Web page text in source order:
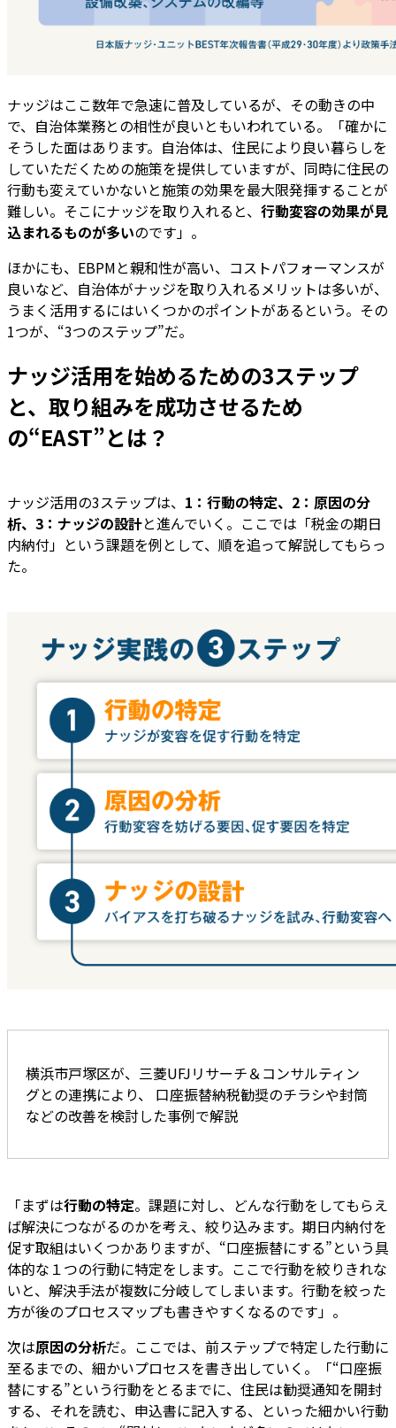
ナッジはここ数年で急速に普及しているが、その動きの中
で、自治体業務との相性が良いともいわれている。「確かに
そうした面はあります。自治体は、住民により良い暮らしを
していただくための施策を提供していますが、同時に住民の
行動も変えていかないと施策の効果を最大限発揮することが
難しい。そこにナッジを取り入れると、 行動変容の効果が見
込まれるものが多いのです」。
ほかにも、EBPMと親和性が高い、コストパフォーマンスが
良いなど、自治体がナッジを取り入れるメリットは多いが、
うまく活用するにはいくつかのポイントがあるという。その
1つが、“3つのステップ”だ。
ナッジ活用を始めるための3ステップ
と、取り組みを成功させるため
の“EAST”とは？
ナッジ活用の3ステップは、 1：行動の特定、2：原因の分
析、3：ナッジの設計と進んでいく。ここでは「税金の期日
内納付」という課題を例として、順を追って解説してもらっ
た。
横浜市戸塚区が、三菱UFJリサーチ＆コンサルティン
グとの連携により、 口座振替納税勧奨のチラシや封筒
などの改善を検討した事例で解説
「まずは行動の特定。課題に対し、どんな行動をしてもらえ
ば解決につながるのかを考え、絞り込みます。期日内納付を
促す取組はいくつかありますが、“口座振替にする”という具
体的な１つの行動に特定をします。ここで行動を絞りきれな
いと、解決手法が複数に分岐してしまいます。行動を絞った
方が後のプロセスマップも書きやすくなるのです」。
次は原因の分析だ。ここでは、前ステップで特定した行動に
至るまでの、細かいプロセスを書き出していく。「“口座振
替にする”という行動をとるまでに、住民は勧奨通知を開封
する、それを読む、申込書に記入する、といった細かい行動